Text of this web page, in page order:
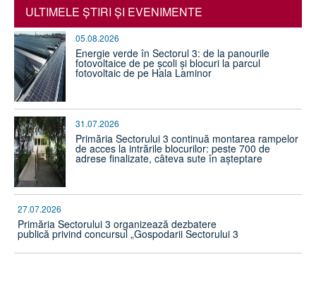
ULTIMELE ŞTIRI ŞI EVENIMENTE
05.08.2026
Energie verde în Sectorul 3: de la panourile
fotovoltaice de pe școli și blocuri la parcul
fotovoltaic de pe Hala Laminor
31.07.2026
Primăria Sectorului 3 continuă montarea rampelor
de acces la intrările blocurilor: peste 700 de
adrese finalizate, câteva sute în așteptare
27.07.2026
Primăria Sectorului 3 organizează dezbatere
publică privind concursul „Gospodarii Sectorului 3